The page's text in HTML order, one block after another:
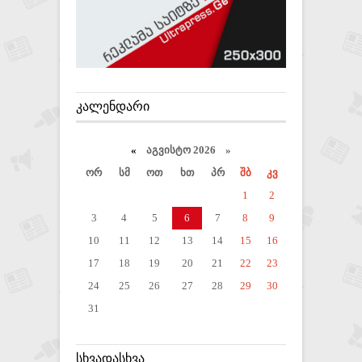
ᲙᲐᲚᲔᲜᲓᲐᲠᲘ
« აგვისტო 2026 »
ორ
სმ ოთ ხთ პრ შბ
კვ
1
2
3
4 5 6 7 8
9
10
11 12 13 14 15
16
17
18 19 20 21 22
23
24
25 26 27 28 29
30
31
ᲡᲮᲕᲐᲓᲐᲡᲮᲕᲐ